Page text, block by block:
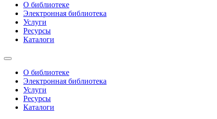
О библиотеке
Электронная библиотека
Услуги
Ресурсы
Каталоги
О библиотеке
Электронная библиотека
Услуги
Ресурсы
Каталоги